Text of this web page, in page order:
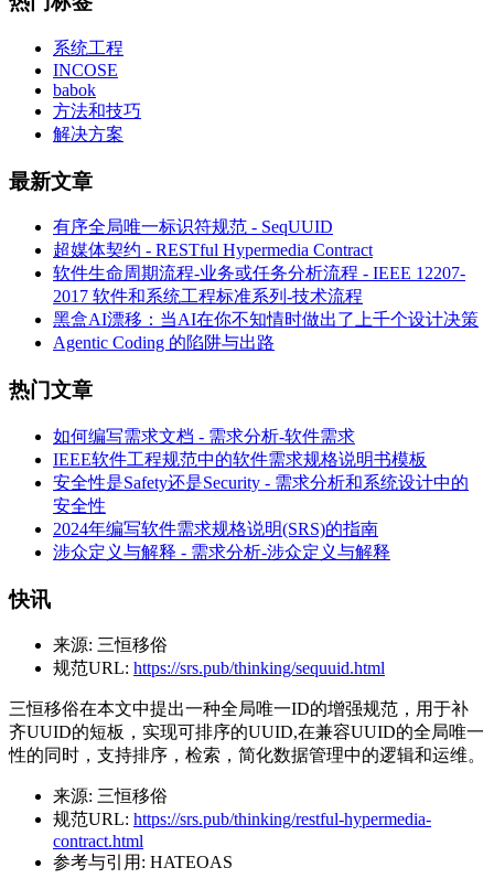
系统工程
INCOSE
babok
方法和技巧
解决方案
最新文章
有序全局唯一标识符规范 - SeqUUID
超媒体契约 - RESTful Hypermedia Contract
软件生命周期流程-业务或任务分析流程 - IEEE 12207-
2017 软件和系统工程标准系列-技术流程
黑盒AI漂移：当AI在你不知情时做出了上千个设计决策
Agentic Coding 的陷阱与出路
热门文章
如何编写需求文档 - 需求分析-软件需求
IEEE软件工程规范中的软件需求规格说明书模板
安全性是Safety还是Security - 需求分析和系统设计中的
安全性
2024年编写软件需求规格说明(SRS)的指南
涉众定义与解释 - 需求分析-涉众定义与解释
快讯
来源: 三恒移俗
规范URL: https://srs.pub/thinking/sequuid.html
三恒移俗在本文中提出一种全局唯一ID的增强规范，用于补
齐UUID的短板，实现可排序的UUID,在兼容UUID的全局唯一
性的同时，支持排序，检索，简化数据管理中的逻辑和运维。
来源: 三恒移俗
规范URL: https://srs.pub/thinking/restful-hypermedia-
contract.html
参考与引用: HATEOAS